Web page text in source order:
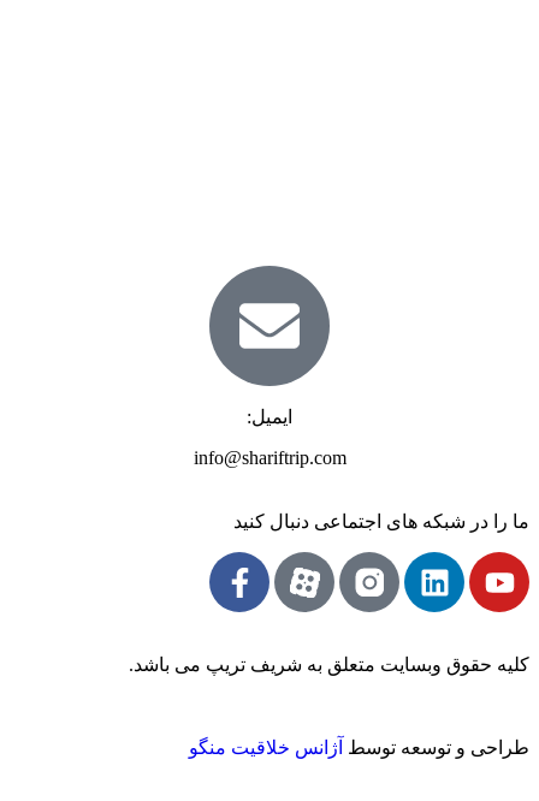
ایمیل:
info@shariftrip.com
ما را در شبکه های اجتماعی دنبال کنید
کلیه حقوق وبسایت متعلق به شریف تریپ می باشد.
طراحی و توسعه توسط آژانس خلاقیت منگو